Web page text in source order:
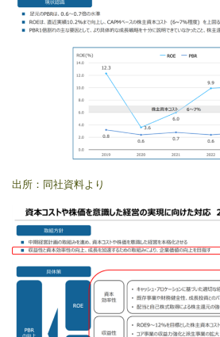
出所：同社資料より